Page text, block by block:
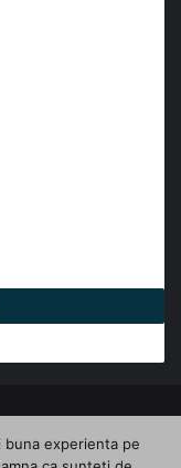
buna experienta pe